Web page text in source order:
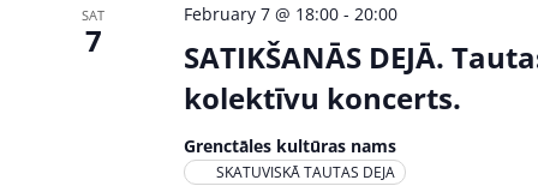
SAT
7
SATIKŠANĀS DEJĀ.
kolektīvu koncerts.
February 7 @ 18:00 -20:00
Grenctāles kultūras nams
SKATUVISKĀ TAUTAS DEJA